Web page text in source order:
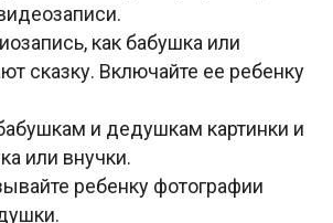
как бабушка или
сказку. Включайте ее ребенку
и дедушкам картинки и
или внучки.
ребенку фотографии